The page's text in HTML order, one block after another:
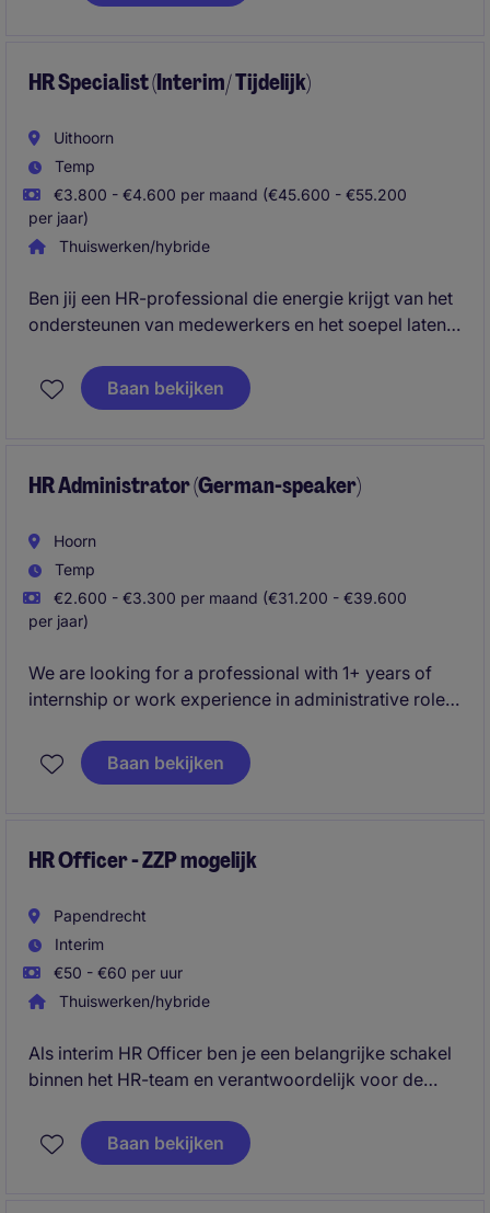
HR Specialist (Interim/ Tijdelijk)
Uithoorn
Temp
€3.800 - €4.600 per maand (€45.600 - €55.200
per jaar)
Thuiswerken/hybride
Ben jij een HR-professional die energie krijgt van het
ondersteunen van medewerkers en het soepel laten
organisatie zoeken wij een HR Operations Specialist
die gedurende een periode van 4 maanden
Nederland en de bredere EMEA-regio.
Baan bekijken
HR Administrator (German-speaker)
Hoorn
Temp
€2.600 - €3.300 per maand (€31.200 - €39.600
per jaar)
We are looking for a professional with 1+ years of
internship or work experience in administrative roles
hours/week for a 3-month project.
administration, so that payroll and personnel records
and agreed KPI/SLA standards.
Baan bekijken
HR Officer - ZZP mogelijk
Papendrecht
Interim
€50 - €60 per uur
Thuiswerken/hybride
Als interim HR Officer ben je een belangrijke schakel
binnen het HR-team en verantwoordelijk voor de
hoofdkantoor iondersteun je de Global HR Manager
en de HR Manager. Je werkt voor de internationale
Baan bekijken